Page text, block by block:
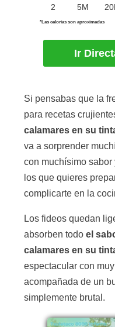
2 5M
*Las calorías son aproximadas
Ir
Si pensabas que la
para recetas
calamares en su
va a sorprender
con muchísimo sabor
los que quieres
complicarte en la
Los fideos quedan
absorben todo el
calamares en su
espectacular con
acompañada de un
simplemente brutal.